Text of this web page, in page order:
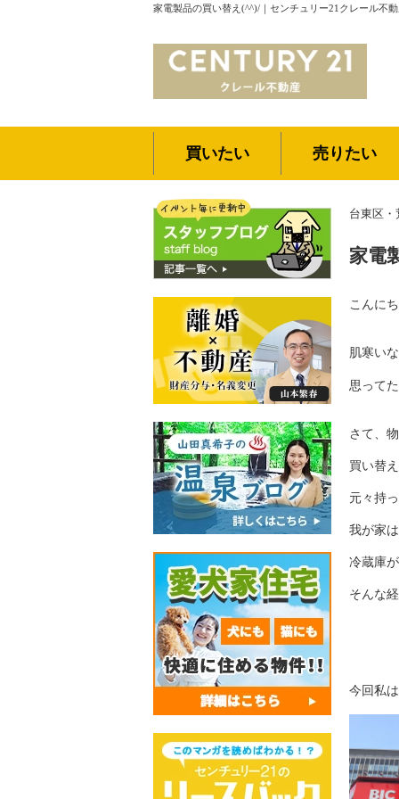
家電製品の買い替え(^^)/｜センチュリー21クレール不
買いたい 売りたい
台東区
家電
こんに
肌寒い
思って
さて、
買い替
元々持
我が家
冷蔵庫
そんな
今回私